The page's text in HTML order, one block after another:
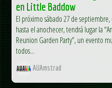
en Little Baddow
El próximo sábado 27 de
hasta el anochecer, tendrá lugar la
Reunion Garden Party”, un evento
todos...
AUAmstrad